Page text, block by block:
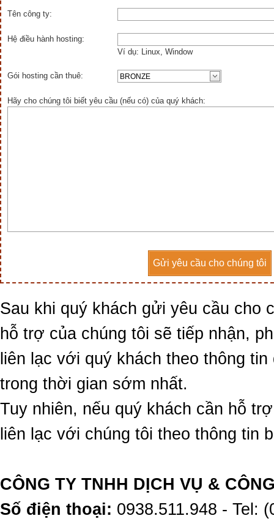
Tên công ty:
Hệ điều hành hosting:
Ví dụ: Linux, Window
Gói hosting cần thuê:
Hãy cho chúng tôi biết yêu cầu (nếu có) của quý khách:
Gửi yêu cầu cho chúng tôi
Sau khi quý khách gửi yêu cầu cho
hỗ trợ của chúng tôi sẽ tiếp nhận,
liên lạc với quý khách theo thông
trong thời gian sớm nhất.
Tuy nhiên, nếu quý khách cần hỗ
liên lạc với chúng tôi theo thông tin
CÔNG TY TNHH DỊCH VỤ &
Số điện thoại: 0938.511.948 - Tel: